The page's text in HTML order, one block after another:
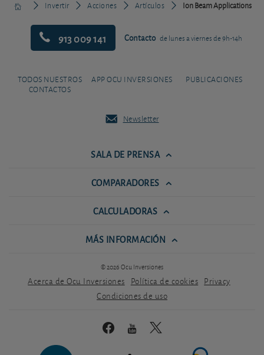
Invertir Acciones Artículos Ion Beam Applications
913 009 141 Contacto de lunes a viernes de 9h-14h
TODOS NUESTROS
CONTACTOS
APP OCU INVERSIONES PUBLICACIONES
Newsletter
SALA DE PRENSA
COMPARADORES
CALCULADORAS
MÁS INFORMACIÓN
© 2026 Ocu Inversiones
Acerca de Ocu Inversiones Política de cookies Privacy
Condiciones de uso